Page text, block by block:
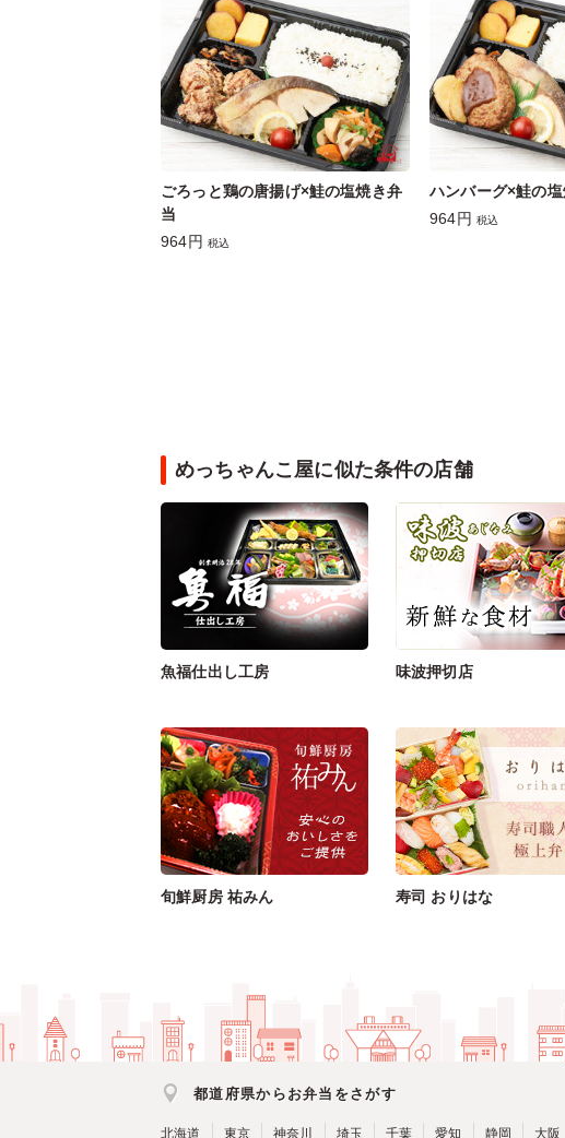
ごろっと鶏の唐揚げ×鮭の塩焼き弁
当
964円 税込
ハンバーグ×鮭の
964円 税込
めっちゃんこ屋に似た条件の店舗
魚福仕出し工房 味波押切店
旬鮮厨房 祐みん 寿司 おりはな
都道府県からお弁当をさがす
北海道 東京 神奈川 埼玉 千葉 愛知 静岡 大阪